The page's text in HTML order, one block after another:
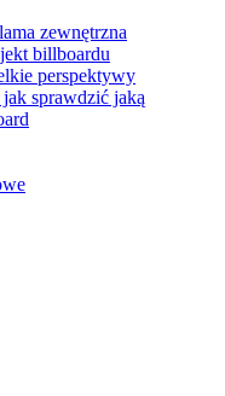
zewnętrzna
billboardu
perspektywy
sprawdzić jaką